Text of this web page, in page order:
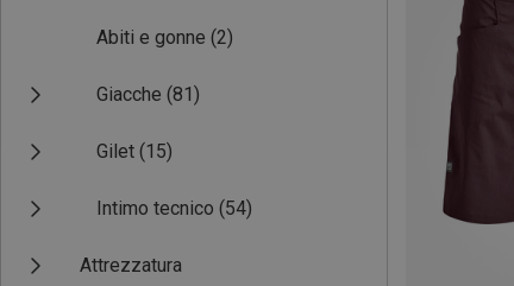
Abiti e gonne (2)
Giacche (81)
Gilet (15)
Intimo tecnico (54)
Attrezzatura